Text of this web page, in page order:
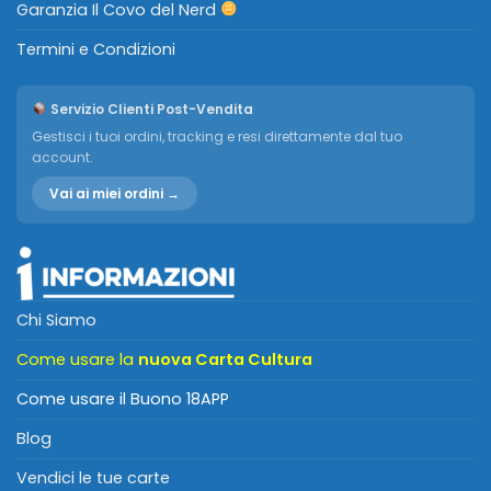
Garanzia Il Covo del Nerd
Termini e Condizioni
Servizio Clienti Post-Vendita
Gestisci i tuoi ordini, tracking e resi direttamente dal tuo
account.
Vai ai miei ordini →
Chi Siamo
Come usare la nuova Carta Cultura
Come usare il Buono 18APP
Blog
Vendici le tue carte